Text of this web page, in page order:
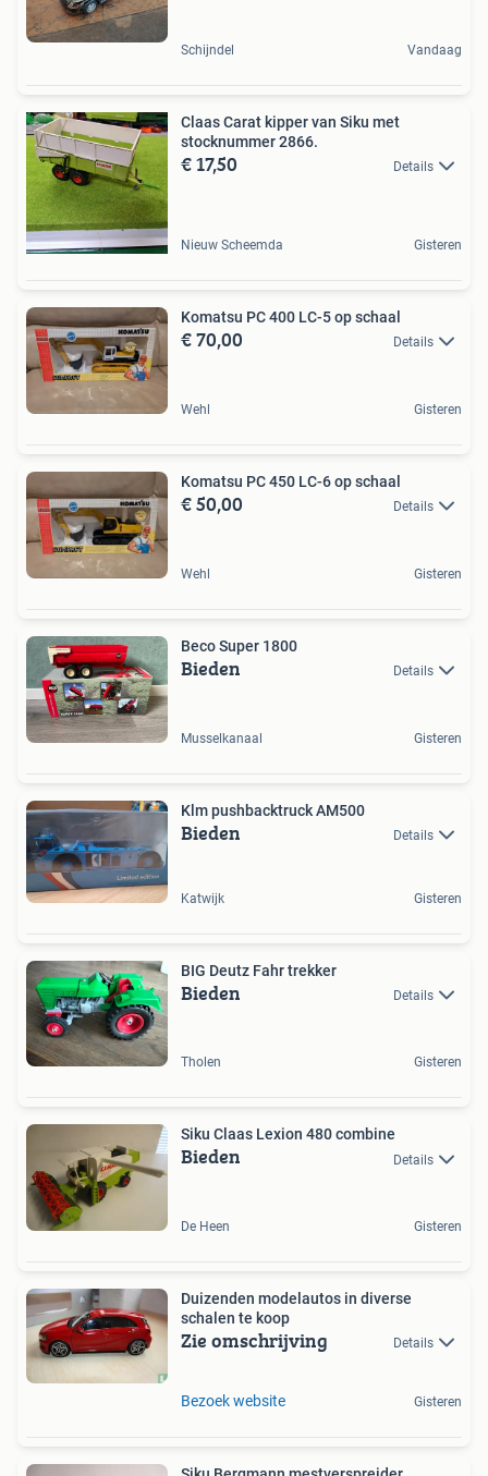
Schijndel Vandaag
Claas Carat kipper van Siku met
stocknummer 2866.
€ 17,50 Details
Nieuw Scheemda Gisteren
Komatsu PC 400 LC-5 op schaal
€ 70,00 Details
Wehl Gisteren
Komatsu PC 450 LC-6 op schaal
€ 50,00 Details
Wehl Gisteren
Beco Super 1800
Bieden Details
Musselkanaal Gisteren
Klm pushbacktruck AM500
Bieden Details
Katwijk Gisteren
BIG Deutz Fahr trekker
Bieden Details
Tholen Gisteren
Siku Claas Lexion 480 combine
Bieden Details
De Heen Gisteren
Duizenden modelautos in diverse
schalen te koop
Zie omschrijving Details
Bezoek website Gisteren